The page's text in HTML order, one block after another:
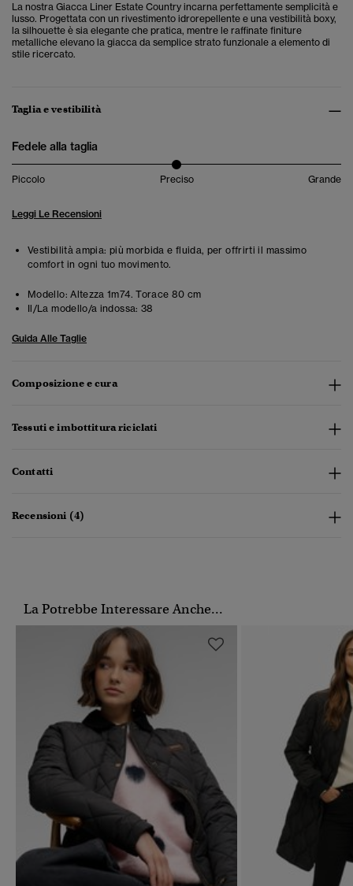
La nostra Giacca Liner Estate Country incarna perfettamente semplicità e
lusso. Progettata con un rivestimento idrorepellente e una vestibilità boxy,
la silhouette è sia elegante che pratica, mentre le raffinate finiture
metalliche elevano la giacca da semplice strato funzionale a elemento di
stile ricercato.
Taglia e vestibilità
Fedele alla taglia
Piccolo Preciso Grande
Leggi Le Recensioni
Vestibilità ampia: più morbida e fluida, per offrirti il massimo
comfort in ogni tuo movimento.
Modello: Altezza 1m74. Torace 80 cm
Il/La modello/a indossa: 38
Guida Alle Taglie
Composizione e cura
Tessuti e imbottitura riciclati
Contatti
Recensioni (4)
La Potrebbe Interessare Anche...